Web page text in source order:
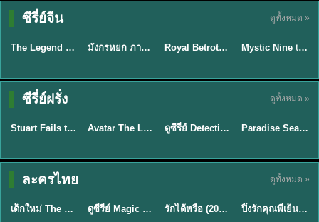
ซีรี่ย์จีน ดูทั้งหมด »
★8.5
พากย์ไทย
The Legend of ShenLi ปฐพีไร้พ่าย (2024) พากย์ไทย ซับไทย EP.1-39 ★8 มังกรหยก ภาคมารบูรพาและพิษประจิม Duel on Mount Hua พากย์ไทย ★9 Royal Betrothal (2026) สัญญาวิวาห์แห่งราชวงศ์ พากย์ไทย ซับไทย EP1-32 ★9
พากย์ไทย/ซับ
Mystic Nine เก้าสกุล (2026) พากย์ไทย ซับไทย EP.1-30
ซีรี่ย์ฝรั่ง ดูทั้งหมด »
★9.3
พากย์ไทย
Stuart Fails to Save the Universe สจ๊วตล่มแผนกู้จักรวาล (2026) พากย์ไทย ซับไทย EP.1-10 ★7.8 EP.7Avatar The Last Airbender 2 เณรน้อยเจ้าอภินิหาร พากย์ไทย EP.9ดูซีรี่ย์ Detective Hole (2026) พากย์ไทย HD ฟรี อัปเดตล่าสุด Netflix EP.8
พากย์ไทย
Paradise Season 2 (2026) พากย์ไทย EP1-8 ดูซีรี่ย์ฝรั่ง HD ครบทุกตอน
ละครไทย ดูทั้งหมด »
★ 8 EP.6
พากย์ไทย
เด็กใหม่ The Reset 2026 EP1-6 พากย์ไทย ดูซีรี่ย์ Netflix ล่าสุด HD ดูซีรีย์ Magic Move (2026) ทำนายทายรัก Thai EP.1-10 HD รักได้หรือ (2026) YOUNG Let's Begin Again พากย์ไทย EP.1-19 ★8
พากย์ไทย
ปิ๊งรักคุณพี่เย็นชา (2026) Frozen Valentine EP.1-10 (จบ)